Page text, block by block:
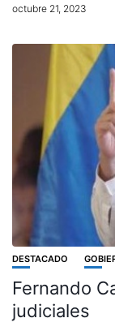
octubre 21, 2023
DESTACADO
Fernando
judiciales